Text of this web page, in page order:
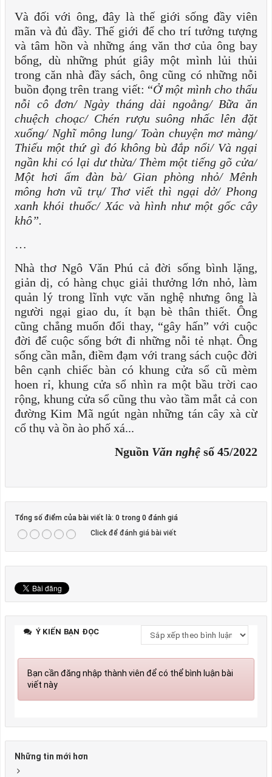
Và đối với ông, đây là thế giới sống đầy viên
mãn và đủ đầy. Thế giới để cho trí tưởng tượng
và tâm hồn và những áng văn thơ của ông bay
bổng, dù những phút giây một mình lủi thủi
trong căn nhà đầy sách, ông cũng có những nỗi
buồn đọng trên trang viết: “Ở một mình cho thấu
nỗi cô đơn/ Ngày tháng dài ngoằng/ Bữa ăn
chuệch choạc/ Chén rượu suông nhấc lên đặt
xuống/ Nghĩ mông lung/ Toàn chuyện mơ màng/
Thiếu một thứ gì đó không bù đắp nổi/ Và ngại
ngần khi có lại dư thừa/ Thèm một tiếng gõ cửa/
Một hơi ấm đàn bà/ Gian phòng nhỏ/ Mênh
mông hơn vũ trụ/ Thơ viết thì ngại dở/ Phong
xanh khói thuốc/ Xác và hình như một gốc cây
khô”.
…
Nhà thơ Ngô Văn Phú cả đời sống bình lặng,
giản dị, có hàng chục giải thưởng lớn nhỏ, làm
quản lý trong lĩnh vực văn nghệ nhưng ông là
người ngại giao du, ít bạn bè thân thiết. Ông
cũng chẳng muốn đổi thay, “gây hấn” với cuộc
đời để cuộc sống bớt đi những nỗi tẻ nhạt. Ông
sống cần mẫn, điềm đạm với trang sách cuộc đời
bên cạnh chiếc bàn có khung cửa sổ cũ mèm
hoen rỉ, khung cửa sổ nhìn ra một bầu trời cao
rộng, khung cửa sổ cũng thu vào tầm mắt cả con
đường Kim Mã ngút ngàn những tán cây xà cừ
cổ thụ và ồn ào phố xá...
Nguồn Văn nghệ số 45/2022
Tổng số điểm của bài viết là: 0 trong 0 đánh giá
Click để đánh giá bài viết
Ý KIẾN BẠN ĐỌC
Bạn cần đăng nhập thành viên để có thể bình luận bài
viết này
Những tin mới hơn